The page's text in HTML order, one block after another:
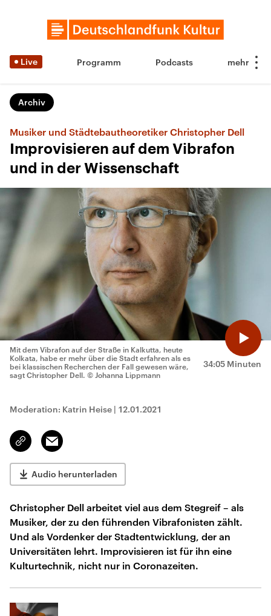
Live Programm Podcasts
Archiv
Musiker und Städtebautheoretiker Christopher Dell
Improvisieren auf dem Vibrafon
und in der Wissenschaft
34:05 Minuten
Mit dem Vibrafon auf der Straße in Kalkutta, heute
Kolkata, habe er mehr über die Stadt erfahren als es
bei klassischen Recherchen der Fall gewesen wäre,
sagt Christopher Dell. © Johanna Lippmann
Moderation: Katrin Heise | 12.01.2021
Link
kopieren/teilen
Email
Audio herunterladen
Christopher Dell arbeitet viel aus dem Stegreif – als
Musiker, der zu den führenden Vibrafonisten zählt.
Und als Vordenker der Stadtentwicklung, der an
Universitäten lehrt. Improvisieren ist für ihn eine
Kulturtechnik, nicht nur in Coronazeiten.